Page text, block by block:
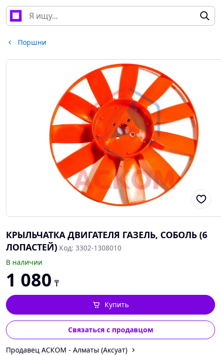
Поршни
КРЫЛЬЧАТКА ДВИГАТЕЛЯ ГАЗЕЛЬ, СОБОЛЬ (6
ЛОПАСТЕЙ) Код: 3302-1308010
В наличии
1 080 ₸
Купить
Связаться с продавцом
Продавец АСКОМ - Алматы (Аксуат)